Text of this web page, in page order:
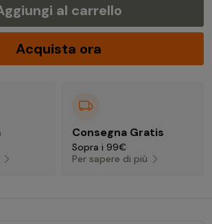
al carrello
Acquista ora
Consegna Gratis
Sopra i 99€
Per sapere di più